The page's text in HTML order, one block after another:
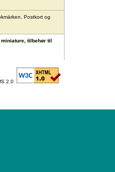
Postkort og
tilbehør til